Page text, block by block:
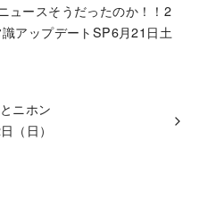
ュースそうだったのか！！2
アップデートSP6月21日土
ニホン
（日）